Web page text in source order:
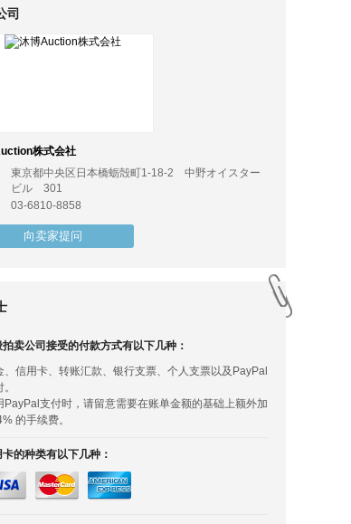
司
株式会社
東京都中央区日本橋蛎殻町1-18-2 中野オイスター
ビル 301
03-6810-8858
向卖家提问
卖公司接受的付款方式有以下几种：
、信用卡、转账汇款、银行支票、个人支票以及PayPal
PayPal支付时，请留意需要在账单金额的基础上额外加
的手续费。
的种类有以下几种：